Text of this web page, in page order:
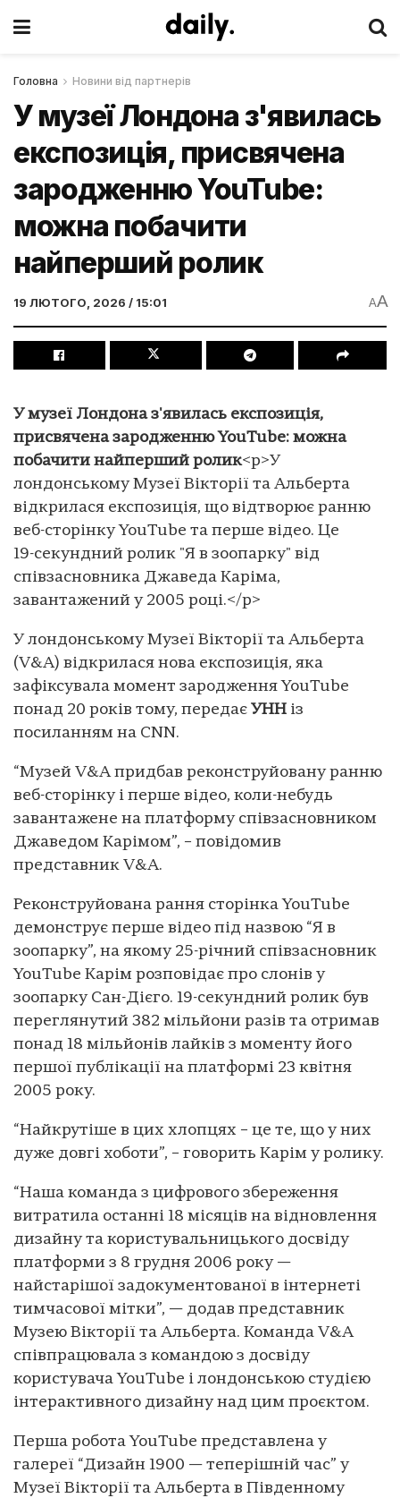
Головна Новини від партнерів
У музеї Лондона з'явилась
експозиція, присвячена
зародженню YouTube:
можна побачити
найперший ролик
19 ЛЮТОГО, 2026 / 15:01 AA
У музеї Лондона з'явилась експозиція,
присвячена зародженню YouTube: можна
побачити найперший ролик<p>У
лондонському Музеї Вікторії та Альберта
відкрилася експозиція, що відтворює ранню
веб-сторінку YouTube та перше відео. Це
19-секундний ролик "Я в зоопарку" від
співзасновника Джаведа Каріма,
завантажений у 2005 році.</p>
У лондонському Музеї Вікторії та Альберта
(V&A) відкрилася нова експозиція, яка
зафіксувала момент зародження YouTube
понад 20 років тому, передає УНН із
посиланням на CNN.
“Музей V&A придбав реконструйовану ранню
веб-сторінку і перше відео, коли-небудь
завантажене на платформу співзасновником
Джаведом Карімом”, – повідомив
представник V&A.
Реконструйована рання сторінка YouTube
демонструє перше відео під назвою “Я в
зоопарку”, на якому 25-річний співзасновник
YouTube Карім розповідає про слонів у
зоопарку Сан-Дієго. 19-секундний ролик був
переглянутий 382 мільйони разів та отримав
понад 18 мільйонів лайків з моменту його
першої публікації на платформі 23 квітня
2005 року.
“Найкрутіше в цих хлопцях – це те, що у них
дуже довгі хоботи”, – говорить Карім у ролику.
“Наша команда з цифрового збереження
витратила останні 18 місяців на відновлення
дизайну та користувальницького досвіду
платформи з 8 грудня 2006 року —
найстарішої задокументованої в інтернеті
тимчасової мітки”, — додав представник
Музею Вікторії та Альберта. Команда V&A
співпрацювала з командою з досвіду
користувача YouTube і лондонською студією
інтерактивного дизайну над цим проєктом.
Перша робота YouTube представлена ​​у
галереї “Дизайн 1900 — теперішній час” у
Музеї Вікторії та Альберта в Південному